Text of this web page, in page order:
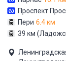
Проспект
Пери 6.4 км
39 км